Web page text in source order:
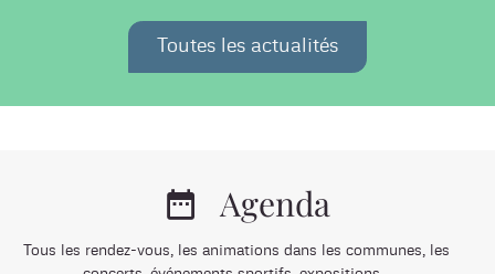
Toutes les actualités
Agenda
Tous les rendez-vous, les animations dans les communes, les